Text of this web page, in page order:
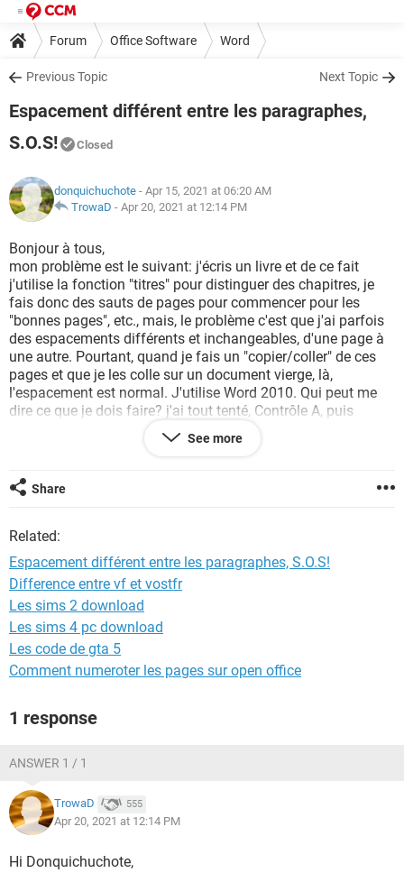
Forum Office Software Word
Previous Topic Next Topic
Espacement différent entre les paragraphes,
S.O.S!
Closed
donquichuchote - Apr 15, 2021 at 06:20 AM
TrowaD - Apr 20, 2021 at 12:14 PM
Bonjour à tous,
mon problème est le suivant: j'écris un livre et de ce fait
j'utilise la fonction "titres" pour distinguer des chapitres, je
fais donc des sauts de pages pour commencer pour les
"bonnes pages", etc., mais, le problème c'est que j'ai parfois
des espacements différents et inchangeables, d'une page à
une autre. Pourtant, quand je fais un "copier/coller" de ces
pages et que je les colle sur un document vierge, là,
l'espacement est normal. J'utilise Word 2010. Qui peut me
dire ce que je dois faire? j'ai tout tenté, Contrôle A, puis
"modifier les styles", "espacement de paragraphes" puis
"aucun espace de paragraphe," ça ne change rien. Merci de
See more
Share
Related:
Espacement différent entre les paragraphes, S.O.S!
Difference entre vf et vostfr
Les sims 2 download
Les sims 4 pc download
Les code de gta 5
Comment numeroter les pages sur open office
1 response
ANSWER 1 / 1
TrowaD 555
Apr 20, 2021 at 12:14 PM
Hi Donquichuchote,